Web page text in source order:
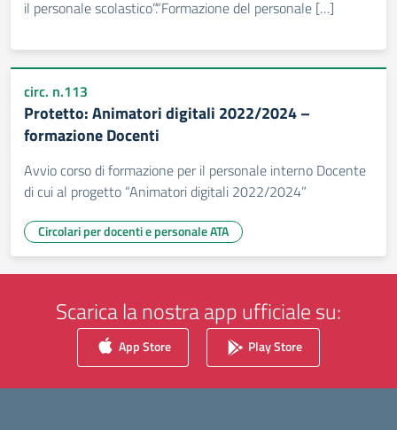
il personale scolastico”.“Formazione del personale […]
circ. n.113
Protetto: Animatori digitali 2022/2024 –
formazione Docenti
Avvio corso di formazione per il personale interno Docente
di cui al progetto “Animatori digitali 2022/2024”
Circolari per docenti e personale ATA
Scarica la nostra app ufficiale su:
App Store Play Store